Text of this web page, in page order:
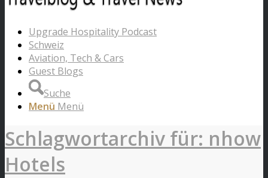
Upgrade Hospitality Podcast
Schweiz
Aviation, Tech & Cars
Guest Blogs
Suche
Menü Menü
Schlagwortarchiv für: nhow
Hotels